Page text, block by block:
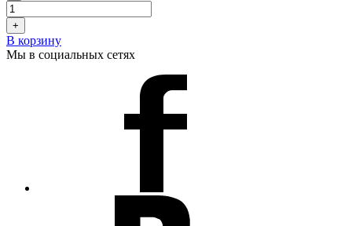
+
В корзину
Мы в социальных сетях